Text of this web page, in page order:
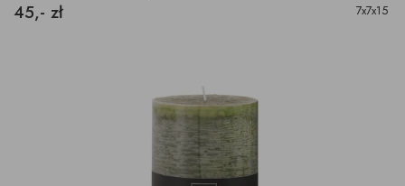
45,- zł 7x7x15